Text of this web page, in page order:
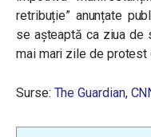
retribuție” anunțate
se așteaptă ca ziua de
mai mari zile de protest
Surse: The Guardian,